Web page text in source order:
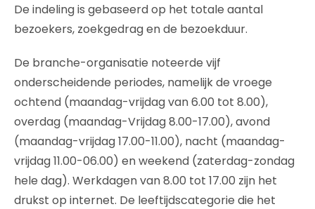
De indeling is gebaseerd op het totale aantal
bezoekers, zoekgedrag en de bezoekduur.
De branche-organisatie noteerde vijf
onderscheidende periodes, namelijk de vroege
ochtend (maandag-vrijdag van 6.00 tot 8.00),
overdag (maandag-Vrijdag 8.00-17.00), avond
(maandag-vrijdag 17.00-11.00), nacht (maandag-
vrijdag 11.00-06.00) en weekend (zaterdag-zondag
hele dag). Werkdagen van 8.00 tot 17.00 zijn het
drukst op internet. De leeftijdscategorie die het